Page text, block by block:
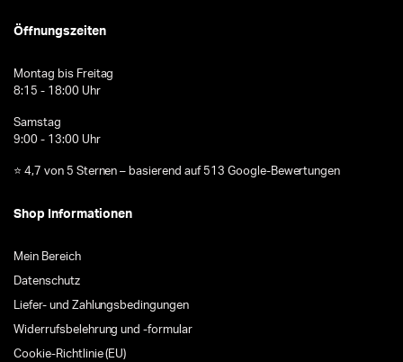
Öffnungszeiten
Montag bis Freitag
8:15 - 18:00 Uhr
Samstag
9:00 - 13:00 Uhr
⭐ 4,7 von 5 Sternen – basierend auf 513 Google-Bewertungen
Shop Informationen
Mein Bereich
Datenschutz
Liefer- und Zahlungsbedingungen
Widerrufsbelehrung und -formular
Cookie-Richtlinie (EU)